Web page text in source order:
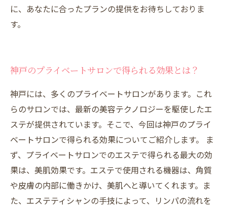
に、あなたに合ったプランの提供をお待ちしておりま
す。
神戸のプライベートサロンで得られる効果とは？
神戸には、多くのプライベートサロンがあります。これ
らのサロンでは、最新の美容テクノロジーを駆使したエ
ステが提供されています。そこで、今回は神戸のプライ
ベートサロンで得られる効果についてご紹介します。 ま
ず、プライベートサロンでのエステで得られる最大の効
果は、美肌効果です。エステで使用される機器は、角質
や皮膚の内部に働きかけ、美肌へと導いてくれます。ま
た、エステティシャンの手技によって、リンパの流れを